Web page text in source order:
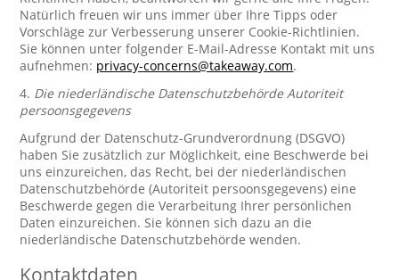
Natürlich freuen wir uns immer über Ihre Tipps oder
Vorschläge zur Verbesserung unserer Cookie-Richtlinien.
Sie können unter folgender E-Mail-Adresse Kontakt mit uns
aufnehmen: privacy-concerns@takeaway.com.
4. Die niederländische Datenschutzbehörde Autoriteit
persoonsgegevens
Aufgrund der Datenschutz-Grundverordnung (DSGVO)
haben Sie zusätzlich zur Möglichkeit, eine Beschwerde bei
uns einzureichen, das Recht, bei der niederländischen
Datenschutzbehörde (Autoriteit persoonsgegevens) eine
Beschwerde gegen die Verarbeitung Ihrer persönlichen
Daten einzureichen. Sie können sich dazu an die
niederländische Datenschutzbehörde wenden.
Kontaktdaten